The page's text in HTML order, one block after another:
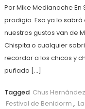
Por Mike Medianoche
prodigio. Eso ya lo
nuestros gustos van de
Chispita o cualquier
recordar a los chicos y
puñado […]
Tagged Chus Hernández
Festival de Benidorm ,